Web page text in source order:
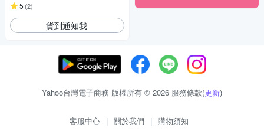
5 (2)
貨到通知我
Yahoo台灣電子商務 版權所有 © 2026 服務條款(更新)
客服中心 | 關於我們 | 購物須知